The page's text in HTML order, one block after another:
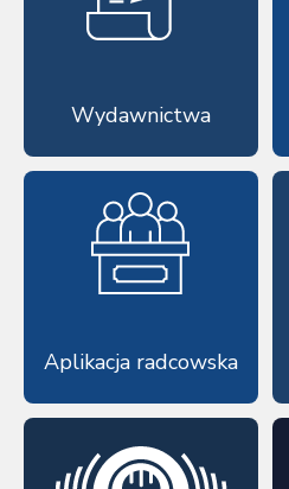
Wydawnictwa
Aplikacja radcowska